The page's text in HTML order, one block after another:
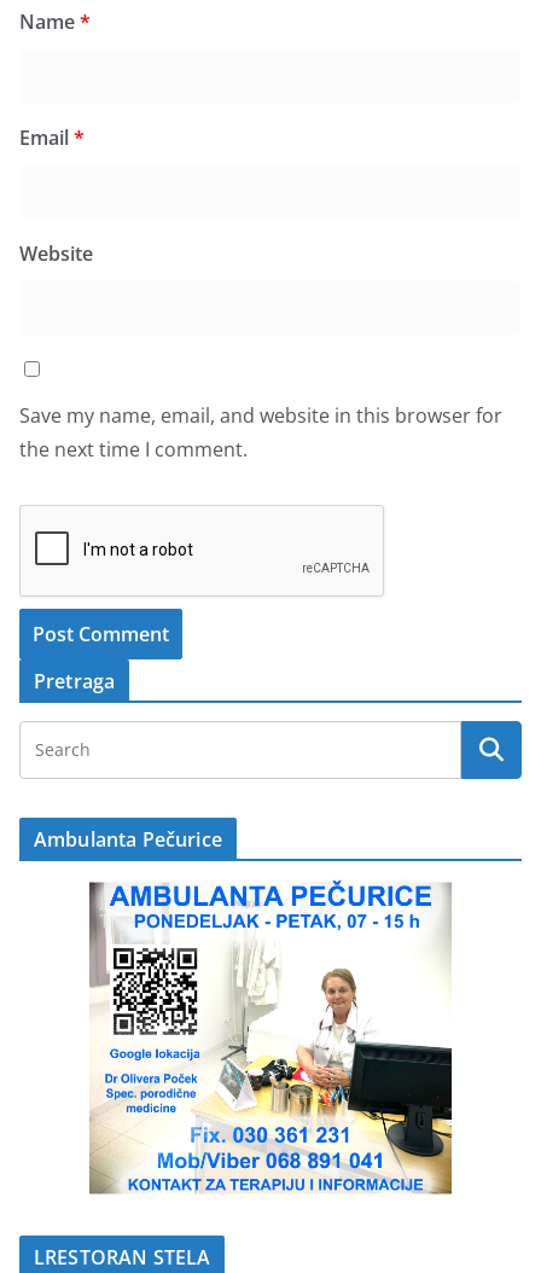
Name*
Email*
Website
Save my name, email, and website in this browser for
the next time I comment.
Pretraga
Ambulanta Pečurice
LRESTORAN STELA